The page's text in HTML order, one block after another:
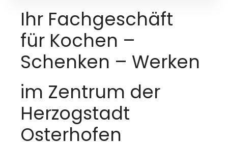
Ihr Fachgeschäft
für Kochen –
Schenken – Werken
im Zentrum der
Herzogstadt
Osterhofen